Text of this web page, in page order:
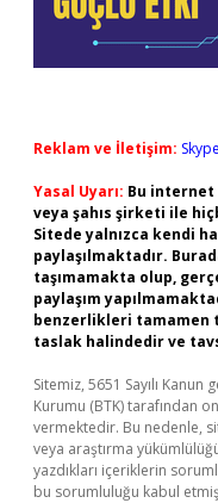
Reklam ve İletişim:
Yasal Uyarı: Bu
veya şahıs şirketi ile
Sitede yalnızca kendi
paylaşılmaktadır.
taşımamakta olup,
paylaşım
benzerlikleri tamamen
taslak halindedir ve
Sitemiz, 5651 Sayılı
Kurumu (BTK) tarafından
vermektedir. Bu nedenle,
veya araştırma
yazdıkları içeriklerin
bu sorumluluğu kabul etmiş